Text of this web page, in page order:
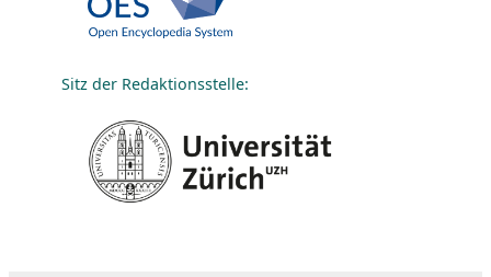
Sitz der Redaktionsstelle: